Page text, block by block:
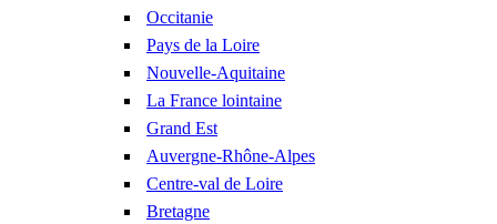
Occitanie
Pays de la Loire
Nouvelle-Aquitaine
La France lointaine
Grand Est
Auvergne-Rhône-Alpes
Centre-val de Loire
Bretagne